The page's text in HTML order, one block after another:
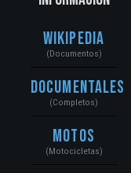
Wikipedia
(Documentos)
Documentales
(Completos)
Motos
(Motocicletas)